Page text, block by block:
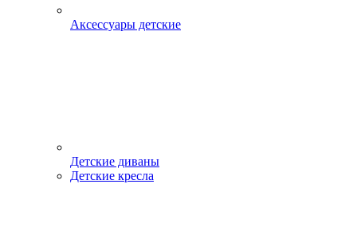
Аксессуары детские
Детские диваны
Детские кресла